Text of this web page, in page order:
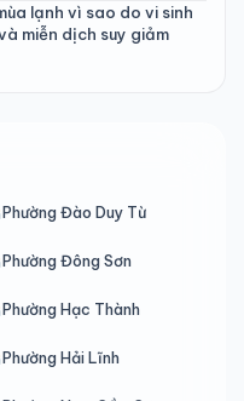
lạnh vì sao do vi sinh
miễn dịch suy giảm
Phường Đào Duy Từ
Phường Đông Sơn
Phường Hạc Thành
Phường Hải Lĩnh